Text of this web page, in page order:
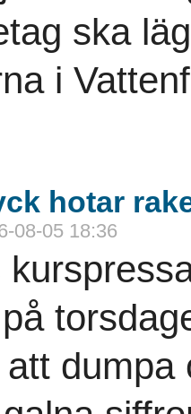
ska
i
hotar
08-05 18:36